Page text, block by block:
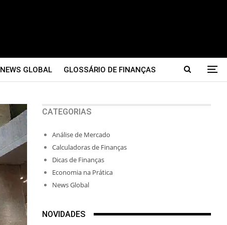
NEWS GLOBAL GLOSSÁRIO DE FINANÇAS
CATEGORIAS
Análise de Mercado
Calculadoras de Finanças
Dicas de Finanças
Economia na Prática
News Global
NOVIDADES